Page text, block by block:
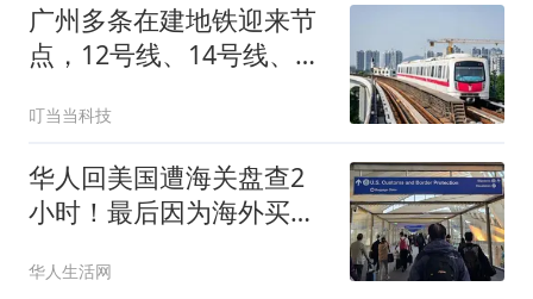
广州多条在建地铁迎来节
点，12号线、14号线、22
叮当当科技
华人回美国遭海关盘查2
小时！最后因为海外买
华人生活网